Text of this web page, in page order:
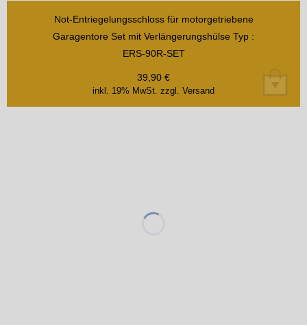
Not-Entriegelungsschloss für motorgetriebene
Garagentore Set mit Verlängerungshülse Typ :
ERS-90R-SET
inkl. 19% MwSt. zzgl. Versand
39,90 €